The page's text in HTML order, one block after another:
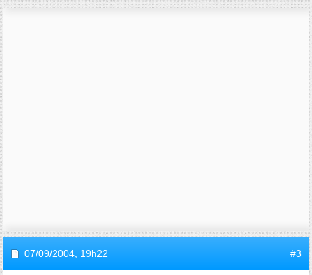
07/09/2004, 19h22 #3